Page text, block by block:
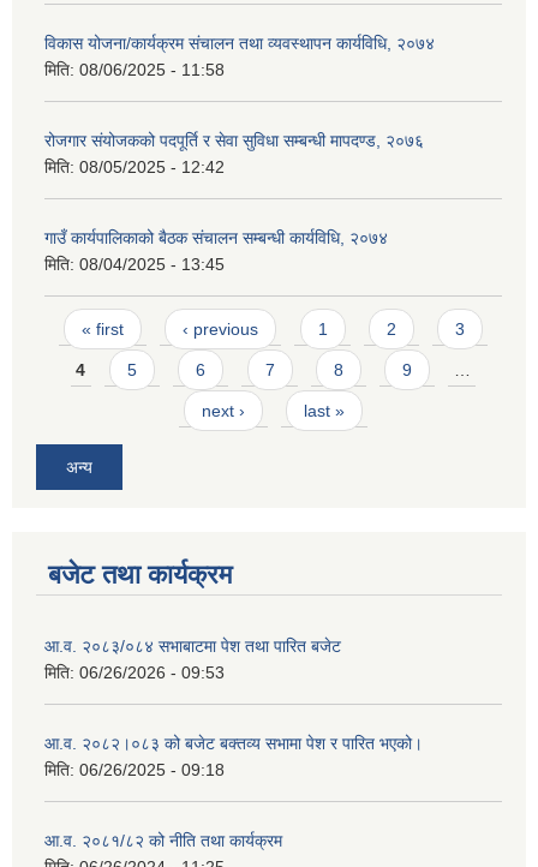
विकास योजना/कार्यक्रम संचालन तथा व्यवस्थापन कार्यविधि, २०७४
मिति: 08/06/2025 - 11:58
रोजगार संयोजकको पदपूर्ति र सेवा सुविधा सम्बन्धी मापदण्ड, २०७६
मिति: 08/05/2025 - 12:42
गाउँ कार्यपालिकाको बैठक संचालन सम्बन्धी कार्यविधि, २०७४
मिति: 08/04/2025 - 13:45
Pages
« first ‹ previous 1 2 3
4 5 6 7 8 9 …
next › last »
अन्य
बजेट तथा कार्यक्रम
आ.व. २०८३/०८४ सभाबाटमा पेश तथा पारित बजेट
मिति: 06/26/2026 - 09:53
आ‍.व. २०८२।०८३ को बजेट बक्तव्य सभामा पेश र पारित भएको।
मिति: 06/26/2025 - 09:18
आ.व. २०८१/८२ को नीति तथा कार्यक्रम